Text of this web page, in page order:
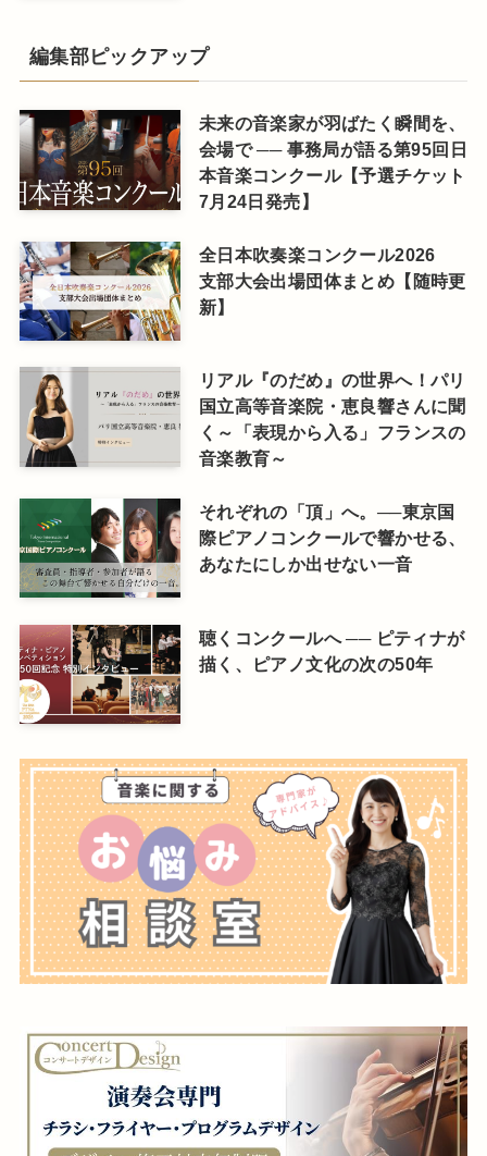
編集部ピックアップ
未来の音楽家が羽ばたく瞬間を、
会場で ── 事務局が語る第95回日
本音楽コンクール【予選チケット
7月24日発売】
全日本吹奏楽コンクール2026
支部大会出場団体まとめ【随時更
新】
リアル『のだめ』の世界へ！パリ
国立高等音楽院・恵良響さんに聞
く～「表現から入る」フランスの
音楽教育～
それぞれの「頂」へ。──東京国
際ピアノコンクールで響かせる、
あなたにしか出せない一音
聴くコンクールへ ── ピティナが
描く、ピアノ文化の次の50年